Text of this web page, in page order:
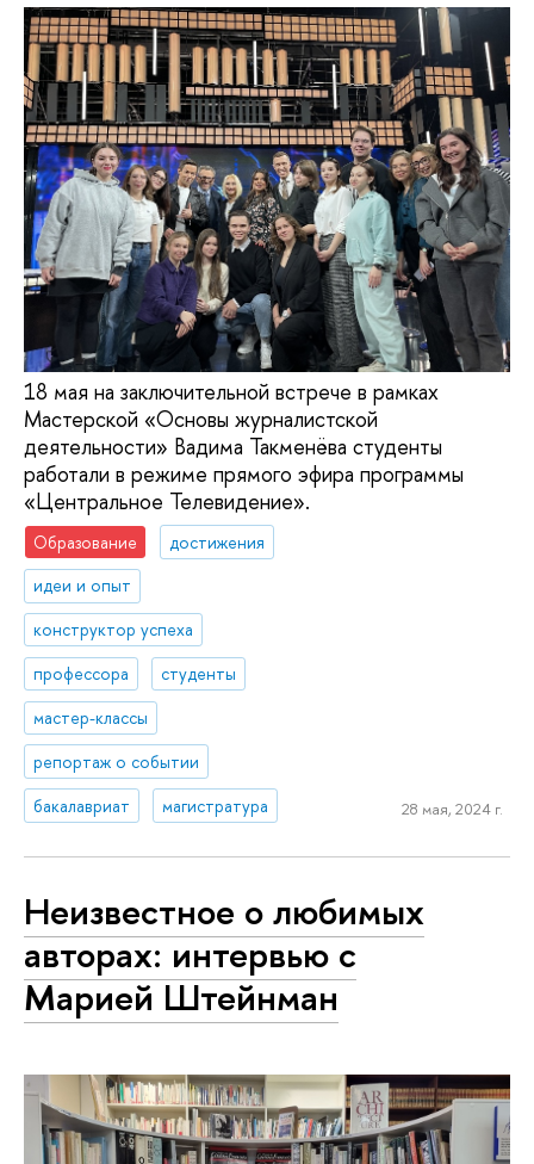
18 мая на заключительной встрече в рамках
Мастерской «Основы журналистской
деятельности» Вадима Такменёва студенты
работали в режиме прямого эфира программы
«Центральное Телевидение».
Образование
достижения
идеи и опыт
конструктор успеха
профессора
студенты
мастер-классы
репортаж о событии
бакалавриат
магистратура 28 мая, 2024 г.
Неизвестное о любимых
авторах: интервью с
Марией Штейнман